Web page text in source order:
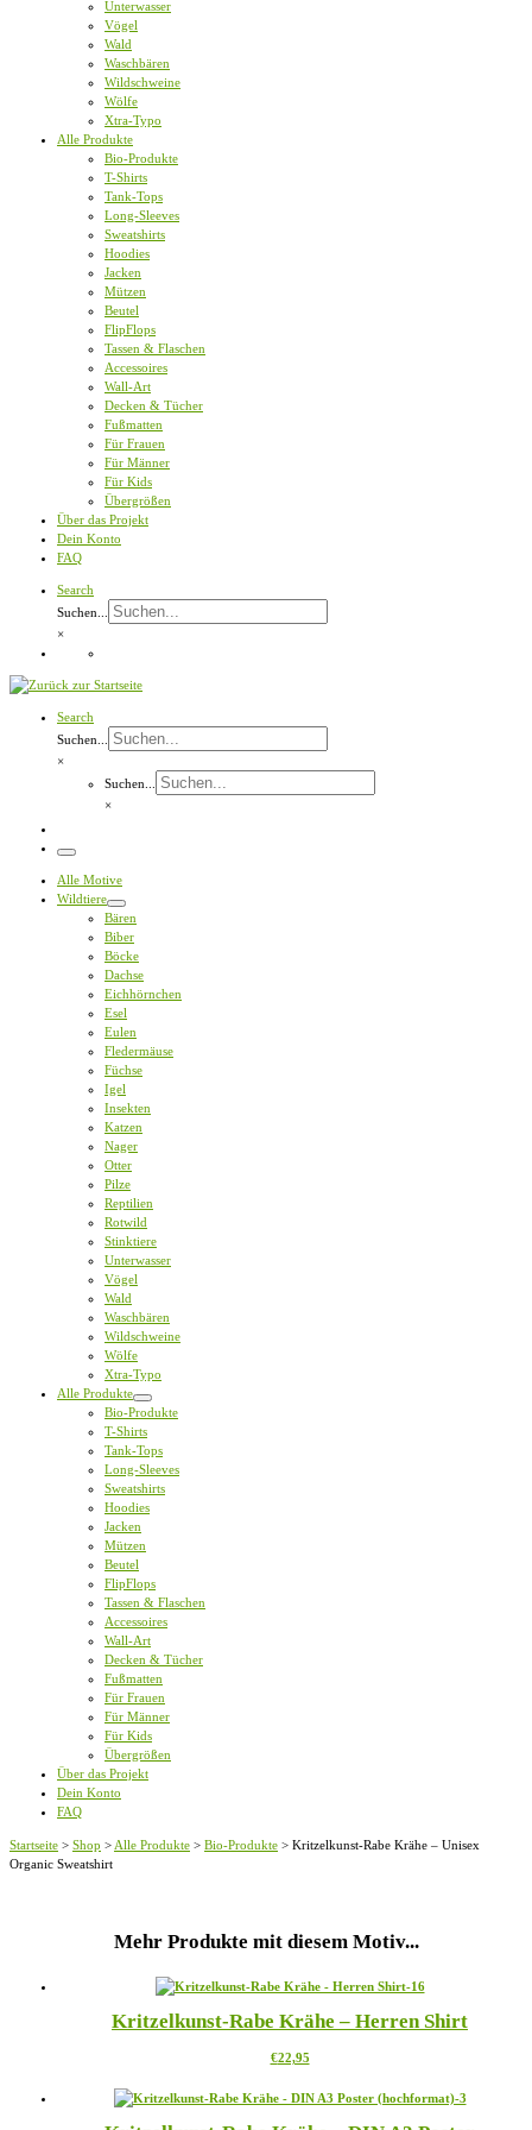
Unterwasser
Vögel
Wald
Waschbären
Wildschweine
Wölfe
Xtra-Typo
Alle Produkte
Bio-Produkte
T-Shirts
Tank-Tops
Long-Sleeves
Sweatshirts
Hoodies
Jacken
Mützen
Beutel
FlipFlops
Tassen & Flaschen
Accessoires
Wall-Art
Decken & Tücher
Fußmatten
Für Frauen
Für Männer
Für Kids
Übergrößen
Über das Projekt
Dein Konto
FAQ
Search
Suchen...
×
Search
Suchen...
×
Suchen...
×
Menü
Alle Motive
Wildtiere
Bären
Biber
Böcke
Dachse
Eichhörnchen
Esel
Eulen
Fledermäuse
Füchse
Igel
Insekten
Katzen
Nager
Otter
Pilze
Reptilien
Rotwild
Stinktiere
Unterwasser
Vögel
Wald
Waschbären
Wildschweine
Wölfe
Xtra-Typo
Alle Produkte
Bio-Produkte
T-Shirts
Tank-Tops
Long-Sleeves
Sweatshirts
Hoodies
Jacken
Mützen
Beutel
FlipFlops
Tassen & Flaschen
Accessoires
Wall-Art
Decken & Tücher
Fußmatten
Für Frauen
Für Männer
Für Kids
Übergrößen
Über das Projekt
Dein Konto
FAQ
Startseite > Shop > Alle Produkte > Bio-Produkte > Kritzelkunst-Rabe Krähe – Unisex
Organic Sweatshirt
Mehr Produkte mit diesem Motiv...
Kritzelkunst-Rabe Krähe – Herren Shirt
€22,95Dieses
weist